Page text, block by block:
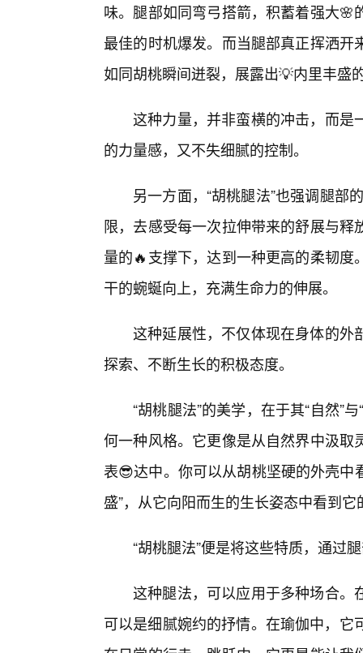
味。腿部如同弯弓搭箭，积蓄着强大
最佳的时机爆发。而当腿部真正挥洒
如同胡桃瞬间迸裂，展露出💡内里丰盛
这种力量，并非蛮横的冲击，而是
的力量感，又不失细腻的控制。
另一方面，“胡桃腿法”也强调腿部
限，去感受每一次拉伸带来的舒展与
量的🔥支撑下，达到一种更高的柔韧
干的蜿蜒向上，充满生命力的伸展。
这种延展性，不仅体现在身体的外
探索、不断生长的积极态度。
“胡桃腿法”的美学，在于其“自然”
何一种风格。它更像是从自然界中汲
表😎达中。你可以从胡桃坚硬的外壳中
盛”，从它向阳而生的生长姿态中看到它
“胡桃腿法”便是将这些特质，通过
这种腿法，可以应用于多种场合。
可以是细腻婉约的抒情。在瑜伽中，